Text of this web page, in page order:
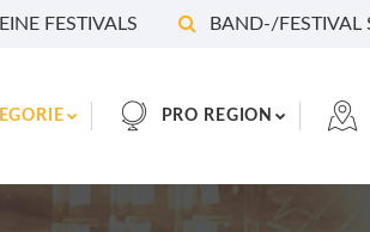
FESTIVALS BAND-/FESTIVAL
PRO REGION